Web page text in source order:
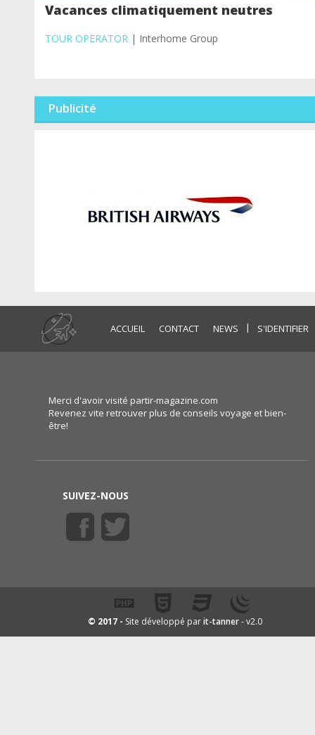
Vacances climatiquement neutres
TOUR OPERATOR | Interhome Group
Publicité
ACCUEIL CONTACT NEWS | S'IDENTIFIER
Merci d'avoir visité partir-magazine.com
Revenez vite retrouver plus de conseils voyage et bien-
être!
SUIVEZ-NOUS
© 2017 - Site développé parit-tanner- v2.0